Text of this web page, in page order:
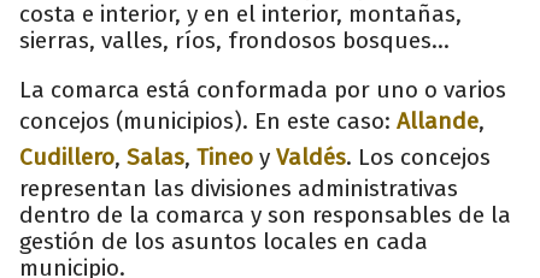
costa e interior, y en el interior, montañas,
sierras, valles, ríos, frondosos bosques…
La comarca está conformada por uno o varios
concejos (municipios). En este caso: Allande,
Cudillero, Salas, Tineo y Valdés. Los concejos
representan las divisiones administrativas
dentro de la comarca y son responsables de la
gestión de los asuntos locales en cada
municipio.